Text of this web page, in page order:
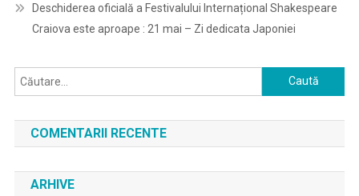
Deschiderea oficială a Festivalului Internațional Shakespeare
Craiova este aproape : 21 mai – Zi dedicata Japoniei
Caută
după:
COMENTARII RECENTE
ARHIVE